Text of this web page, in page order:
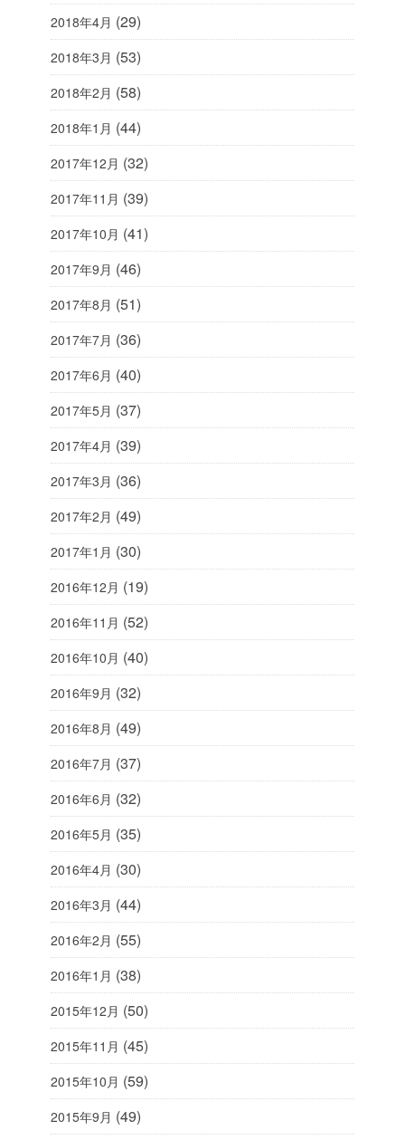
2018年4月 (29)
2018年3月 (53)
2018年2月 (58)
2018年1月 (44)
2017年12月 (32)
2017年11月 (39)
2017年10月 (41)
2017年9月 (46)
2017年8月 (51)
2017年7月 (36)
2017年6月 (40)
2017年5月 (37)
2017年4月 (39)
2017年3月 (36)
2017年2月 (49)
2017年1月 (30)
2016年12月 (19)
2016年11月 (52)
2016年10月 (40)
2016年9月 (32)
2016年8月 (49)
2016年7月 (37)
2016年6月 (32)
2016年5月 (35)
2016年4月 (30)
2016年3月 (44)
2016年2月 (55)
2016年1月 (38)
2015年12月 (50)
2015年11月 (45)
2015年10月 (59)
2015年9月 (49)